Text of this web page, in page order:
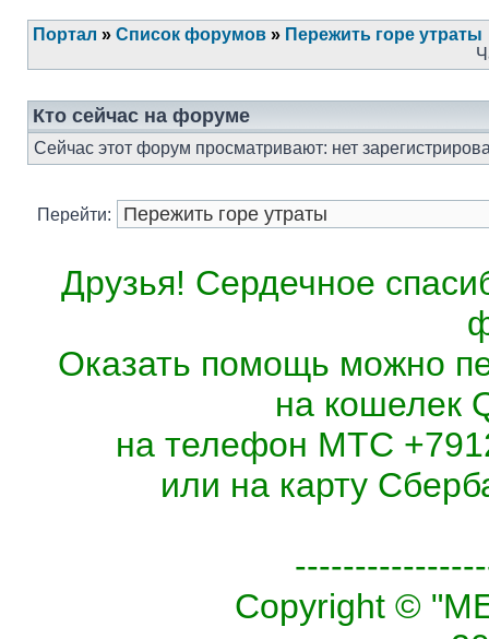
Портал » Список форумов » Пережить горе утраты
Кто сейчас на форуме
Сейчас этот форум просматривают: нет
Перейти:
Друзья! Сердечное
Оказать помощь можно
на кошелек
на телефон МТС
или на карту
Copyright ©